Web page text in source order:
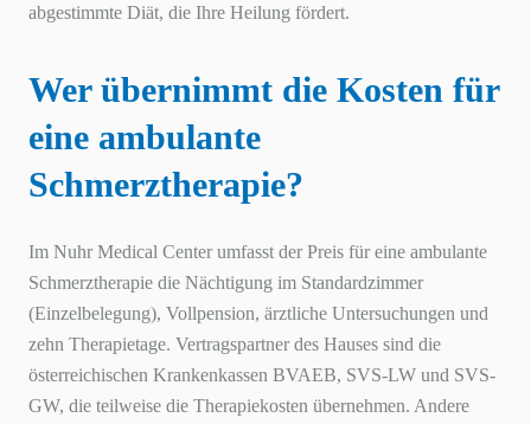
abgestimmte Diät, die Ihre Heilung fördert.
Wer übernimmt die Kosten für
eine ambulante
Schmerztherapie?
Im Nuhr Medical Center umfasst der Preis für eine ambulante
Schmerztherapie die Nächtigung im Standardzimmer
(Einzelbelegung), Vollpension, ärztliche Untersuchungen und
zehn Therapietage. Vertragspartner des Hauses sind die
österreichischen Krankenkassen BVAEB, SVS-LW und SVS-
GW, die teilweise die Therapiekosten übernehmen. Andere